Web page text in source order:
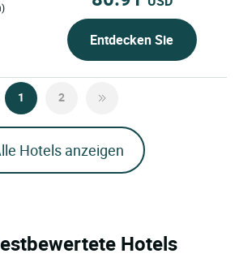
Entdecken Sie
1 2
Hotels anzeigen
Hotels